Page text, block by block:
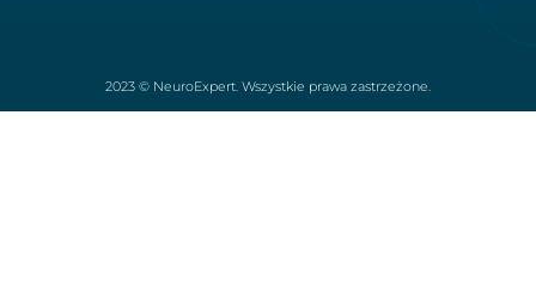
2023 © NeuroExpert. Wszystkie prawa zastrzeżone.